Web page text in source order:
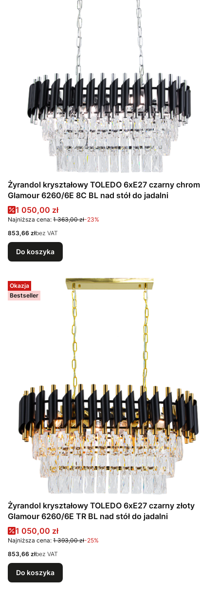
Żyrandol kryształowy TOLEDO 6xE27 czarny chrom
Glamour 6260/6E 8C BL nad stół do jadalni
Cena promocyjna
1 050,00 zł
Najniższa cena: 1 363,00 zł-23%
Cena
853,66 złbez VAT
Do koszyka
Okazja
Bestseller
Żyrandol kryształowy TOLEDO 6xE27 czarny złoty
Glamour 6260/6E TR BL nad stół do jadalni
Cena promocyjna
1 050,00 zł
Najniższa cena: 1 393,00 zł-25%
Cena
853,66 złbez VAT
Do koszyka